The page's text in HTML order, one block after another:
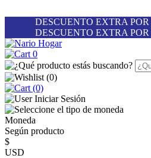
DESCUENTO EXTRA
DESCUENTO EXTRA
0
(0)
(0)
Iniciar Sesión
Moneda
Según producto
$
USD